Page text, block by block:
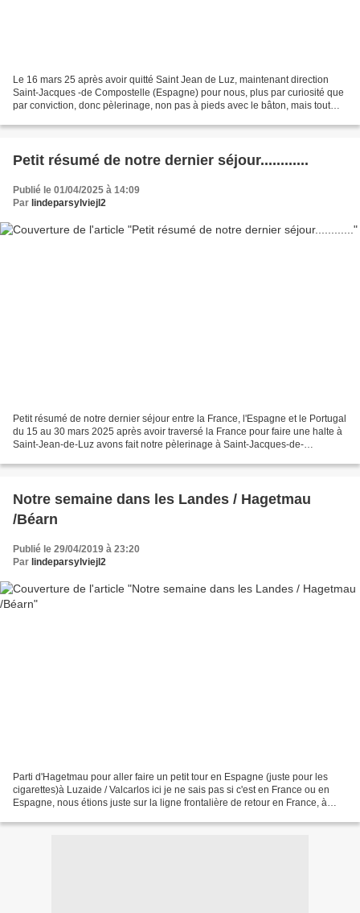
Le 16 mars 25 après avoir quitté Saint Jean de Luz, maintenant direction
Saint-Jacques -de Compostelle (Espagne) pour nous, plus par curiosité que
par conviction, donc pèlerinage, non pas à pieds avec le bâton, mais tout
Petit résumé de notre dernier séjour............
Publié le 01/04/2025 à 14:09
Par lindeparsylviejl2
Petit résumé de notre dernier séjour entre la France, l'Espagne et le Portugal
du 15 au 30 mars 2025 après avoir traversé la France pour faire une halte à
Saint-Jean-de-Luz avons fait notre pèlerinage à Saint-Jacques-de-
Notre semaine dans les Landes / Hagetmau
/Béarn
Publié le 29/04/2019 à 23:20
Par lindeparsylviejl2
Parti d'Hagetmau pour aller faire un petit tour en Espagne (juste pour les
cigarettes)à Luzaide / Valcarlos ici je ne sais pas si c'est en France ou en
Espagne, nous étions juste sur la ligne frontalière de retour en France, à